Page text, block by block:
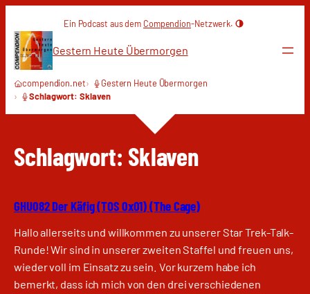
Inhalt
springen
Ein Podcast aus dem Compendion-Netzwerk.
Gestern Heute Übermorgen
compendion.net
Gestern Heute Übermorgen
Schlagwort: Sklaven
Schlagwort: Sklaven
GHU082 Der Käfig (TOS 0x01) (The Cage)
Hallo allerseits und willkommen zu unserer Star Trek-Talk-
Runde! Wir sind in unserer zweiten Staffel und freuen uns,
wieder voll im Einsatz zu sein. Vor kurzem habe ich
bemerkt, dass ich mich von den drei verschiedenen